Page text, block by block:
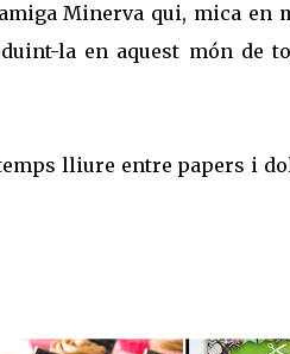
Minerva qui, mica en
la en aquest món de
lliure entre papers i